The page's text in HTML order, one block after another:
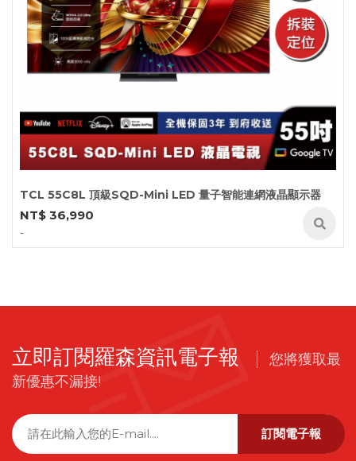
TCL 55C8L 頂級SQD-Mini LED 量子智能連網液晶顯示器
NT$ 36,990
-
立即訂閱羅森資訊電子報
您將獲取最
新優惠不漏接!
訂閱電子報